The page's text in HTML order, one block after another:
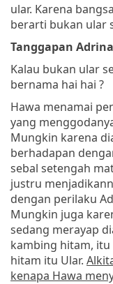
ular. Karena
berarti bukan ular
Tanggapan
Kalau bukan ular
bernama hai hai ?
Hawa menamai
yang
Mungkin karena
berhadapan
sebal setengah
justru
dengan perilaku
Mungkin juga
sedang merayap
kambing hitam,
hitam itu Ular.
kenapa Hawa